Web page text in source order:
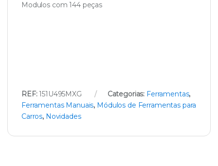
Modulos com 144 peças
REF:151U495MXG Categorias: Ferramentas,
Ferramentas Manuais, Módulos de Ferramentas para
Carros, Novidades